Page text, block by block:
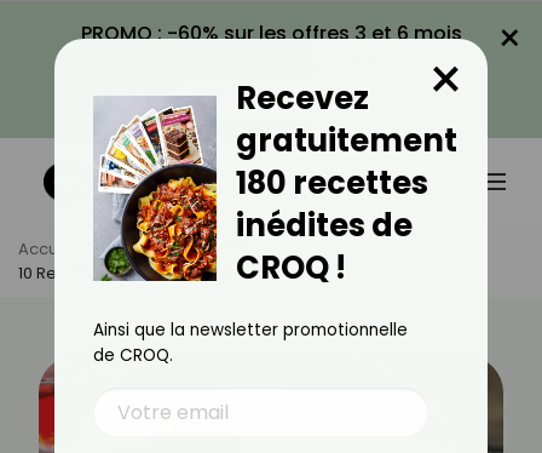
PROMO : -60% sur les offres 3 et 6 mois
VOIR LA PROMO
×
Accueil Actus
Recettes
10 Recettes De Cocktails À La Vodka
Recevez
gratuitement
180 recettes
inédites de
CROQ !
×
Ainsi que la newsletter promotionnelle
de CROQ.